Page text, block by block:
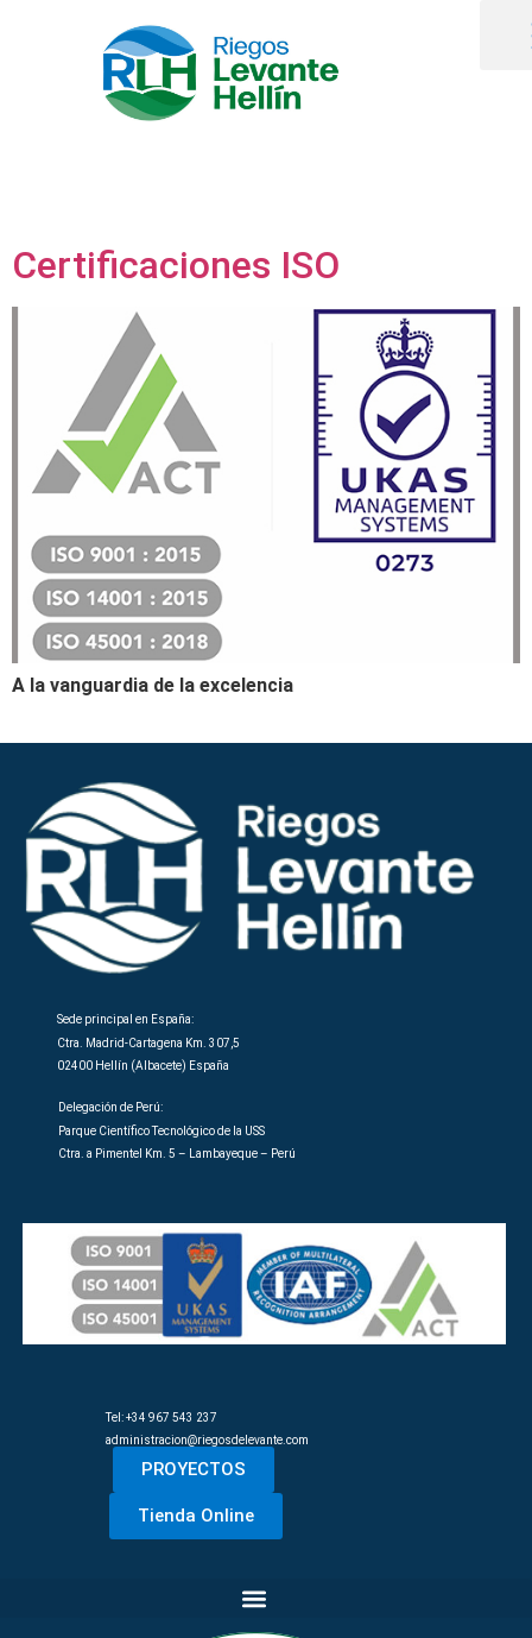
Certificaciones ISO
A la vanguardia de la excelencia
Sede principal en España:
Ctra. Madrid-Cartagena Km. 307,5
02400 Hellín (Albacete) España
Delegación de Perú:
Parque Científico Tecnológico de la USS
Ctra. a Pimentel Km. 5 – Lambayeque – Perú
Tel: +34 967 543 237
administracion@riegosdelevante.com
PROYECTOS
Tienda Online